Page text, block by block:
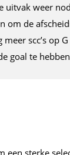
uitvak weer
om de
scc’s op
goal te
een sterke